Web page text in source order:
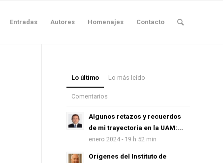
Entradas Autores Homenajes Contacto
Lo último Lo más leído
Comentarios
Algunos retazos y recuerdos
de mi trayectoria en la UAM:...
enero 2024 - 19 h 52 min
Orígenes del Instituto de